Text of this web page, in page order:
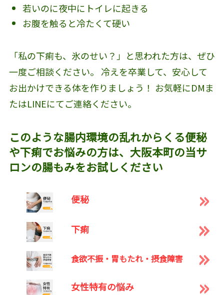
若いのに夜中にトイレに起きる
お腹を触ると冷たくて硬い
「私の下痢も、氷のせい？」と思われた方は、ぜひ
一度ご相談ください。 冷えを卒業して、安心して
お出かけできる体を作りましょう！ お気軽にDMま
たはLINEにてご連絡ください。
このような腸内環境の乱れからくる便秘
や下痢でお悩みの方は、大阪本町の当サ
ロンの腸もみをお試しください
便秘
下痢
食欲不振・胃もたれ・摂食障害
女性特有の悩み